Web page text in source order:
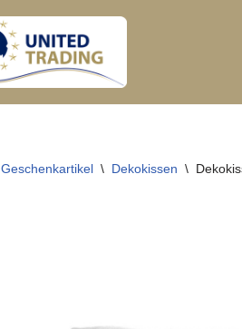
Geschenkartikel \ Dekokissen \